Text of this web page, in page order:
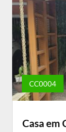
CC0004
Casa em